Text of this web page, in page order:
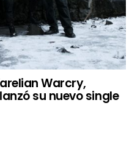
Warcry,
su nuevo single